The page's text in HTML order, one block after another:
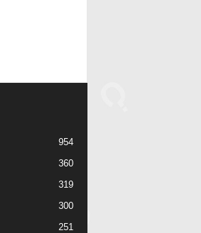
954
360
319
300
251